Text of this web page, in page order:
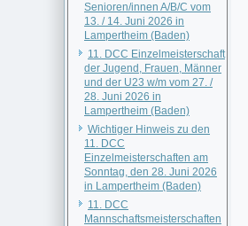
Senioren/innen A/B/C vom
13. / 14. Juni 2026 in
Lampertheim (Baden)
11. DCC Einzelmeisterschaft
der Jugend, Frauen, Männer
und der U23 w/m vom 27. /
28. Juni 2026 in
Lampertheim (Baden)
Wichtiger Hinweis zu den
11. DCC
Einzelmeisterschaften am
Sonntag, den 28. Juni 2026
in Lampertheim (Baden)
11. DCC
Mannschaftsmeisterschaften